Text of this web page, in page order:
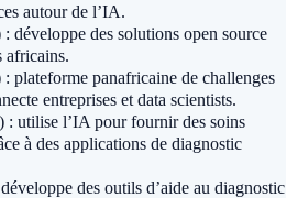
autour de l’IA.
développe des solutions open source
africains.
plateforme panafricaine de challenges
entreprises et data scientists.
: utilise l’IA pour fournir des soins
à des applications de diagnostic
des outils d’aide au diagnostic